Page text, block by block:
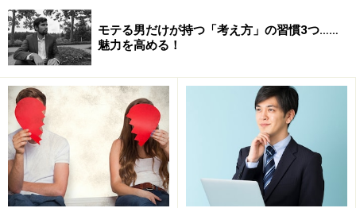
あなたは幸せに対して抵抗している！
前節で紹介したような、ヒヤッとした感覚。これを受け
入れることができれば、多くの人はすぐにでも自分の望
む恋愛を手に入れることができます。
ここでチェックしていただきたいのは、「もう死んでも
いい！」という幸せな状況を想像した時に感じた、内な
る声です。
モテる男だけが持つ「考え方」の習慣3つ……
魅力を高める！